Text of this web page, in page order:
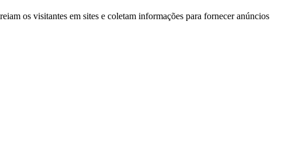
os visitantes em sites e coletam informações para fornecer anúncios